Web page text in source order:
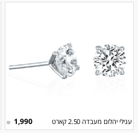
עגילי יהלום מעבדה 2.50 קארט 1,990
₪